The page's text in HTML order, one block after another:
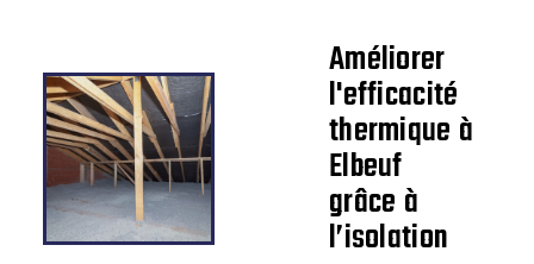
Améliorer
l'efficacité
thermique à
Elbeuf
grâce à
l’isolation